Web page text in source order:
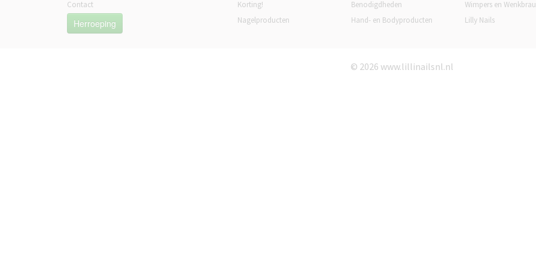
Contact
Herroeping
Korting!
Nagelproducten
Benodigdheden
Hand- en Bodyproducten
Wimpers en
Lilly Nails
© 2026 www.lillinailsnl.nl